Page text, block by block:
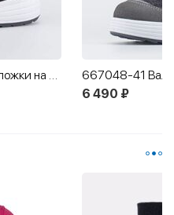
667050-42 Валенки-полусапожки на молнии
6 490 ₽